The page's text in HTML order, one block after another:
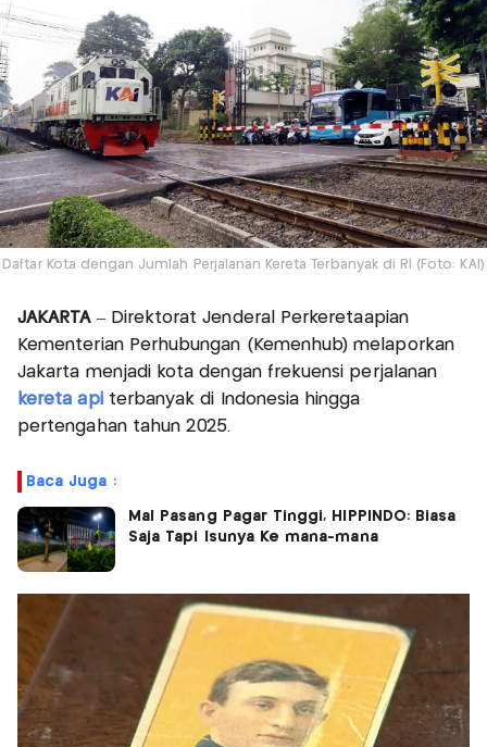
Daftar Kota dengan Jumlah Perjalanan Kereta Terbanyak di RI (Foto: KAI)
JAKARTA– Direktorat Jenderal Perkeretaapian
Kementerian Perhubungan (Kemenhub) melaporkan
Jakarta menjadi kota dengan frekuensi perjalanan
kereta apiterbanyak di Indonesia hingga
pertengahan tahun 2025.
Baca Juga :
Mal Pasang Pagar Tinggi, HIPPINDO: Biasa
Saja Tapi Isunya Ke mana-mana